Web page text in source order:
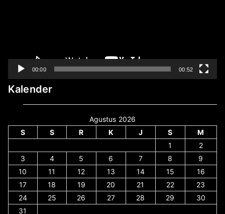
00:00 00:52
Kalender
Agustus 2026
S
S R K J S
M
1
2
3
4 5 6 7 8
9
10
11 12 13 14 15
16
17
18 19 20 21 22
23
24
25 26 27 28 29
30
31